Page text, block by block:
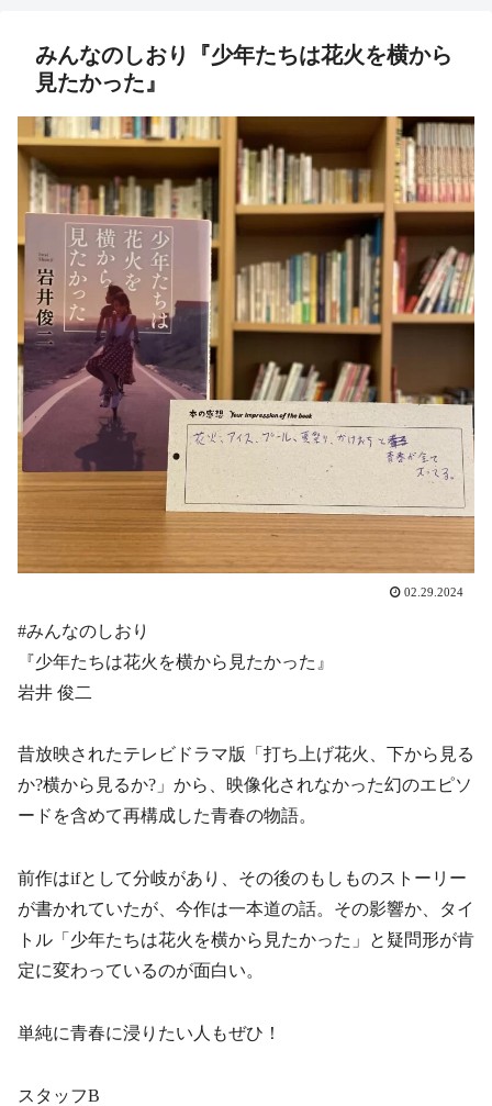
みんなのしおり『少年たちは花火を横から
見たかった』
02.29.2024
#みんなのしおり
『少年たちは花火を横から見たかった』
岩井 俊二
昔放映されたテレビドラマ版「打ち上げ花火、下から見る
か?横から見るか?」から、映像化されなかった幻のエピソ
ードを含めて再構成した青春の物語。
前作はifとして分岐があり、その後のもしものストーリー
が書かれていたが、今作は一本道の話。その影響か、タイ
トル「少年たちは花火を横から見たかった」と疑問形が肯
定に変わっているのが面白い。
単純に青春に浸りたい人もぜひ！
スタッフB